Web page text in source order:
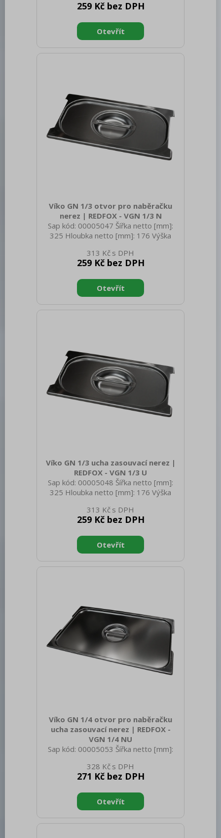
brutto [mm]: 540 Výška brutto [mm]:
Materiál: Nerez Těsnění: Ne Úchyty: Ne
Vnější barva zařízení: Nerezové Velikost
GN / EN zařízení [mm]: GN 1/2 Otvor
259 Kč bez DPH
Víko GN 1/3 otvor pro naběračku
nerez | REDFOX - VGN 1/3 N
Sap kód: 00005047 Šířka netto [mm]:
325 Hloubka netto [mm]: 176 Výška
0.35 Šířka brutto [mm]: 550 Hloubka
brutto [mm]: 350 Výška brutto [mm]:
Materiál: Nerez Těsnění: Ne Úchyty: Ne
Vnější barva zařízení: Nerezové Velikost
GN / EN zařízení [mm]: GN 1/3 Otvor
313 Kč
259 Kč bez DPH
Víko GN 1/3 ucha zasouvací nerez |
REDFOX - VGN 1/3 U
Sap kód: 00005048 Šířka netto [mm]:
325 Hloubka netto [mm]: 176 Výška
0.35 Šířka brutto [mm]: 550 Hloubka
brutto [mm]: 350 Výška brutto [mm]:
Materiál: Nerez Těsnění: Ne Úchyty: Ano
Vnější barva zařízení: Nerezové Velikost
GN / EN zařízení [mm]: GN 1/3 Otvor
313 Kč
259 Kč bez DPH
Víko GN 1/4 otvor pro naběračku
ucha zasouvací nerez | REDFOX -
VGN 1/4 NU
Sap kód: 00005053 Šířka netto [mm]:
netto [mm]: 20 Hmotnost netto [kg]:
0.30 Šířka brutto [mm]: 550 Hloubka
300 Hmotnost brutto [kg]: 0.40
Materiál: Nerez Těsnění: Ne Úchyty: Ano
Vnější barva zařízení: Nerezové Velikost
328 Kč
271 Kč bez DPH